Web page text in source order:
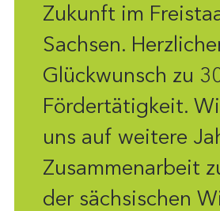
Zukunft im
Sachsen.
Glückwunsch zu
Fördertätigkeit.
uns auf weitere
Zusammenarbeit
der sächsischen